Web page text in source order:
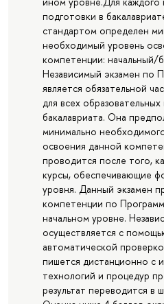
подготовки в
стандартом определен
необходимый уровень
компетенции: начальный/
Независимый экзамен по
является обязательной
для всех
бакалавриата. Она
минимально
освоения данной
проводится после того,
курсы, обеспечивающие
уровня. Данный экзамен
компетенции по
начальном уровне.
осуществляется с
автоматической
пишется дистанционно с
технологий и процедур
результат переводится в